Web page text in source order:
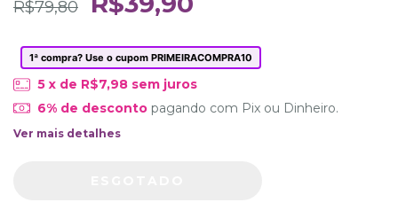
R$79,80
1ª compra? Use o cupom PRIMEIRACOMPRA10
5 x de R$7,98 sem juros
6% de descontopagando com Pix ou Dinheiro.
Ver mais detalhes